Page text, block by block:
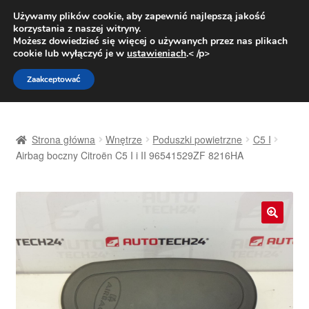
DOSTAWA od 31 zł
Pn.-pt. 9:00-16:00800 003 167
Przejdź
do
nawigacji
Przejdź
do
treści
Dostawa
Moje konto
Strona główna Wnętrze Poduszki powietrzne
C5 I
Airbag boczny Citroën C5 I i II 96541529ZF 8216HA
Używamy plików cookie, aby zapewnić najlepszą jakość
korzystania z naszej witryny.
Możesz dowiedzieć się więcej o używanych przez nas plikach
cookie lub wyłączyć je w ustawieniach.< /p>
Zaakceptować